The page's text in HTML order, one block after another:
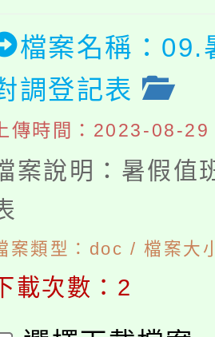
檔案名稱：09.
調登記表
上傳時間：2023-08-
案說明：暑假值
案類型：doc / 檔案大
載次數：2